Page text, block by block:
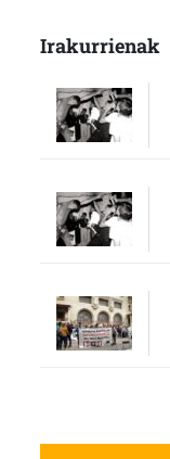
Irakurrienak